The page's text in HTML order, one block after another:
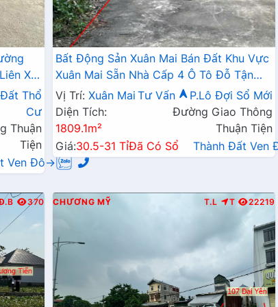
Xã
Đất Thổ
Cư
Thuận
Tiện
Ven Đô→
Bất Động Sản Xuân Mai Bán Đất Khu Vực
Xuân Mai Sẵn Nhà Cấp 4 Ô Tô Đỗ Tận
Đất Làn 2 Đường QL6A
Vị Trí: Xuân Mai Tư Vấn
P.Lô Đợi Sổ Mới
Diện Tích:
1809.1m²
Đường Giao Thông
Thuận Tiện
Giá:30.5-31 TỉĐã Có Sổ Thành Đất Ven
370 CHƯƠNG MỸ T.L T 22219